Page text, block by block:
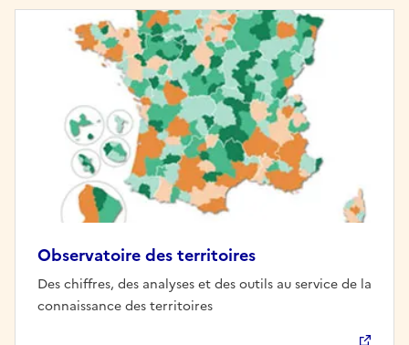
Observatoire des territoires
Des chiffres, des analyses et des outils au service de la
connaissance des territoires